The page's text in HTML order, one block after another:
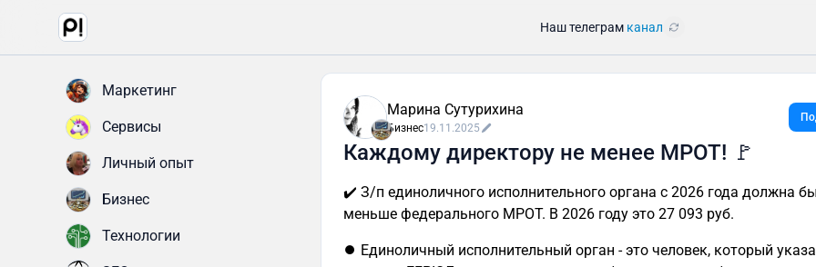
Наш телеграм канал
Маркетинг
Сервисы
Личный опыт
Бизнес
Технологии
Марина Сутурихина
Бизнес19.11.2025
Каждому директору не менее МРОТ! 🚩
✔️ З/п единоличного исполнительного органа с 2026 года должна
меньше федерального МРОТ. В 2026 году это 27 093 руб.
⏺ Единоличный исполнительный орган - это человек, который